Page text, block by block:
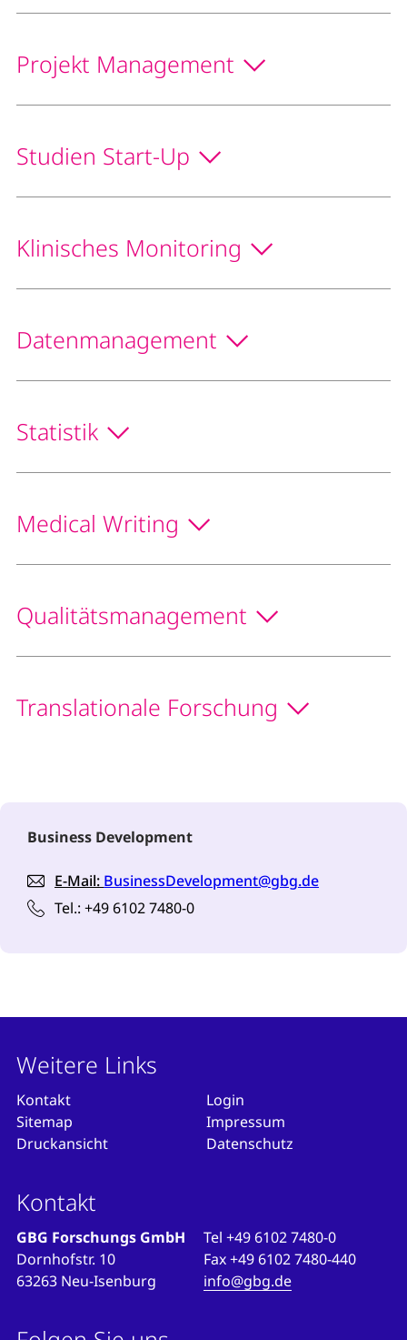
Projekt Management
Studien Start-Up
Klinisches Monitoring
Datenmanagement
Statistik
Medical Writing
Qualitätsmanagement
Translationale Forschung
Business Development
E-Mail: BusinessDevelopment@gbg.de
Tel.: +49 6102 7480-0
Weitere Links
Kontakt
Sitemap
Druckansicht
Login
Impressum
Datenschutz
Kontakt
GBG Forschungs GmbH
Dornhofstr. 10
63263 Neu-Isenburg
Tel +49 6102 7480-0
Fax+49 6102 7480-440
info@gbg.de